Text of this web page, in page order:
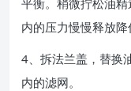
内的压力慢慢释放降
4、拆法兰盖，替换
内的滤网。